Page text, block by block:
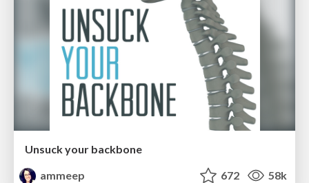
Unsuck your backbone
ammeep
672 58k